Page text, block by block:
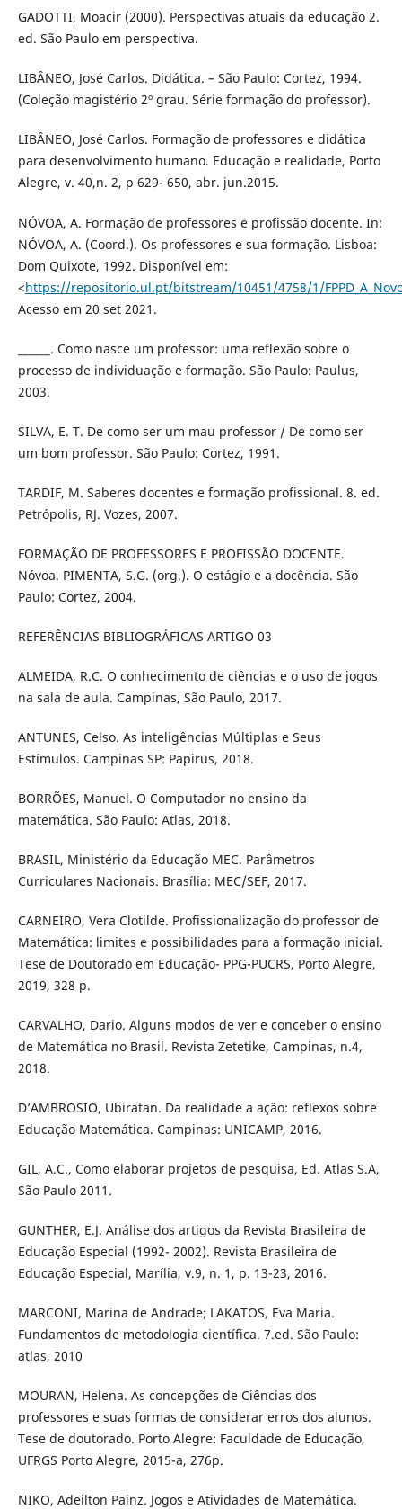
GADOTTI, Moacir (2000). Perspectivas atuais da educação 2.
ed. São Paulo em perspectiva.
LIBÂNEO, José Carlos. Didática. – São Paulo: Cortez, 1994.
(Coleção magistério 2º grau. Série formação do professor).
LIBÂNEO, José Carlos. Formação de professores e didática
para desenvolvimento humano. Educação e realidade, Porto
Alegre, v. 40,n. 2, p 629- 650, abr. jun.2015.
NÓVOA, A. Formação de professores e profissão docente. In:
NÓVOA, A. (Coord.). Os professores e sua formação. Lisboa:
Dom Quixote, 1992. Disponível em:
<https://repositorio.ul.pt/bitstream/10451/4758/1/
Acesso em 20 set 2021.
______. Como nasce um professor: uma reflexão sobre o
processo de individuação e formação. São Paulo: Paulus,
2003.
SILVA, E. T. De como ser um mau professor / De como ser
um bom professor. São Paulo: Cortez, 1991.
TARDIF, M. Saberes docentes e formação profissional. 8. ed.
Petrópolis, RJ. Vozes, 2007.
FORMAÇÃO DE PROFESSORES E PROFISSÃO DOCENTE.
Nóvoa. PIMENTA, S.G. (org.). O estágio e a docência. São
Paulo: Cortez, 2004.
REFERÊNCIAS BIBLIOGRÁFICAS ARTIGO 03
ALMEIDA, R.C. O conhecimento de ciências e o uso de jogos
na sala de aula. Campinas, São Paulo, 2017.
ANTUNES, Celso. As inteligências Múltiplas e Seus
Estímulos. Campinas SP: Papirus, 2018.
BORRÕES, Manuel. O Computador no ensino da
matemática. São Paulo: Atlas, 2018.
BRASIL, Ministério da Educação MEC. Parâmetros
Curriculares Nacionais. Brasília: MEC/SEF, 2017.
CARNEIRO, Vera Clotilde. Profissionalização do professor de
Matemática: limites e possibilidades para a formação inicial.
Tese de Doutorado em Educação- PPG-PUCRS, Porto Alegre,
2019, 328 p.
CARVALHO, Dario. Alguns modos de ver e conceber o ensino
de Matemática no Brasil. Revista Zetetike, Campinas, n.4,
2018.
D’AMBROSIO, Ubiratan. Da realidade a ação: reflexos sobre
Educação Matemática. Campinas: UNICAMP, 2016.
GIL, A.C., Como elaborar projetos de pesquisa, Ed. Atlas S.A,
São Paulo 2011.
GUNTHER, E.J. Análise dos artigos da Revista Brasileira de
Educação Especial (1992- 2002). Revista Brasileira de
Educação Especial, Marília, v.9, n. 1, p. 13-23, 2016.
MARCONI, Marina de Andrade; LAKATOS, Eva Maria.
Fundamentos de metodologia científica. 7.ed. São Paulo:
atlas, 2010
MOURAN, Helena. As concepções de Ciências dos
professores e suas formas de considerar erros dos alunos.
Tese de doutorado. Porto Alegre: Faculdade de Educação,
UFRGS Porto Alegre, 2015-a, 276p.
NIKO, Adeilton Painz. Jogos e Atividades de Matemática.